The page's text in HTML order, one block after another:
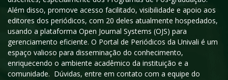
Além disso, promove acesso facilitado, visibilidade e apoio aos
editores dos periódicos, com 20 deles atualmente hospedados,
usando a plataforma Open Journal Systems (OJS) para
gerenciamento eficiente. O Portal de Periódicos da Univali é um
espaço valioso para disseminação do conhecimento,
enriquecendo o ambiente acadêmico da instituição e a
comunidade. Dúvidas, entre em contato com a equipe do